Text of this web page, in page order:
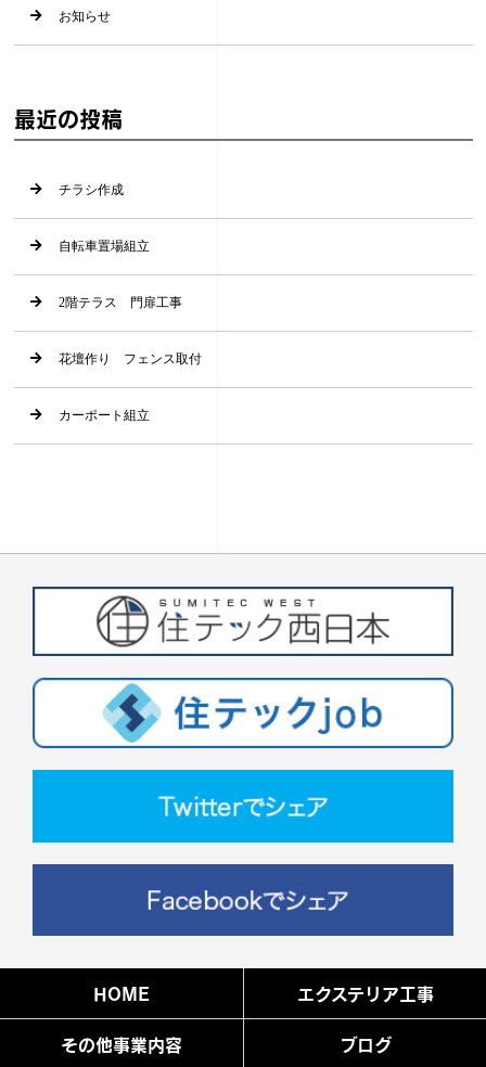
お知らせ
最近の投稿
チラシ作成
自転車置場組立
2階テラス 門扉工事
花壇作り フェンス取付
カーポート組立
HOME エクステリア工事
その他事業内容 ブログ